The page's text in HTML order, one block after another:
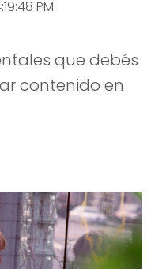
PM
que debés
contenido en